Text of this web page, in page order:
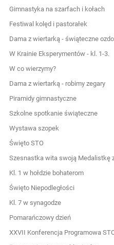
Gimnastyka na szarfach i kołach
Festiwal kolęd i pastorałek
Dama z wiertarką - świąteczne
W Krainie Eksperymentów - kl. 1-3.
W co wierzymy?
Dama z wiertarką - robimy zegary
Piramidy gimnastyczne
Szkolne spotkanie świąteczne
Wystawa szopek
Święto STO
Szesnastka wita swoją Medalistkę
Kl. 1 w hołdzie bohaterom
Święto Niepodległości
Kl. 7 w synagodze
Pomarańczowy dzień
XXVII Konferencja Programowa